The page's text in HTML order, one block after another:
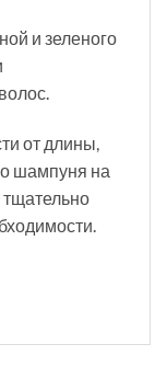
и зеленого
от длины,
шампуня на